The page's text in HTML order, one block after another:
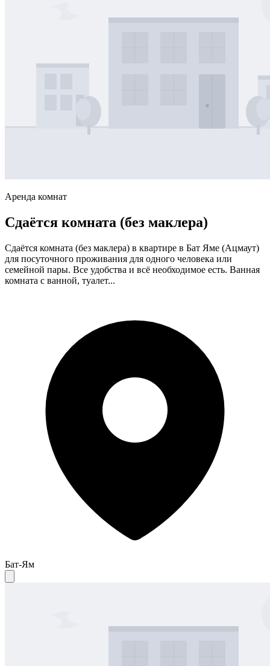
Аренда комнат
Сдаётся комната (без маклера)
Сдаётся комната (без маклера) в квартире в Бат Яме (Ацмаут)
для посуточного проживания для одного человека или
семейной пары. Все удобства и всё необходимое есть. Ванная
комната с ванной, туалет...
Бат-Ям